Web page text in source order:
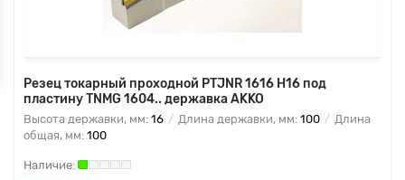
Резец токарный проходной PTJNR 1616 H16 под
пластину TNMG 1604.. державка AKKO
Высота державки, мм: 16 Длина державки, мм: 100
Длина
общая, мм: 100